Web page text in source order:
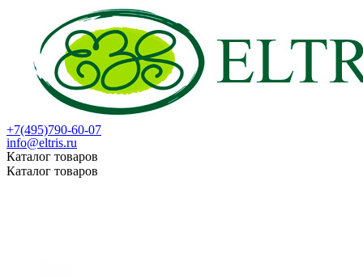
+7(495)790-60-07
info@eltris.ru
Каталог товаров
Каталог товаров